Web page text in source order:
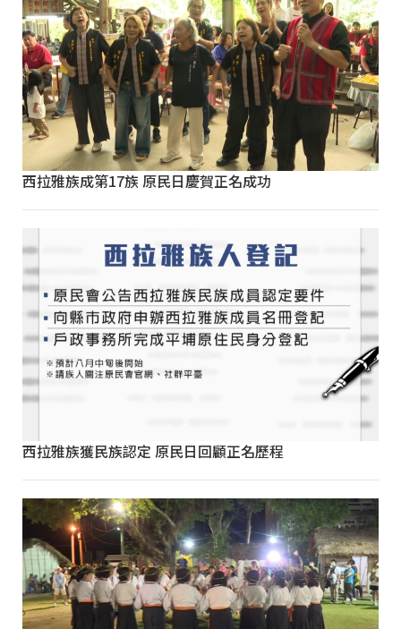
西拉雅族成第17族 原民日慶賀正名成功
西拉雅族獲民族認定 原民日回顧正名歷程